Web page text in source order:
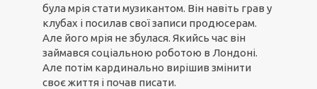
була мрія стати музикантом. Він навіть грав у
клубах і посилав свої записи продюсерам.
Але його мрія не збулася. Якийсь час він
займався соціальною роботою в Лондоні.
Але потім кардинально вирішив змінити
своє життя і почав писати.